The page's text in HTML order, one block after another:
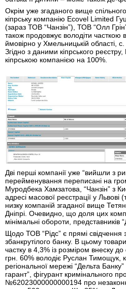
Окрім уже згаданого вище
кіпрську компанію Ecovel Limited
(зараз ТОВ “Чанзін”), ТОВ “Олл
також продовжує володіти часткою
ймовірно у Хмельницькій області,
Згідно з даними кіпрського
кіпрською компанією на 100%.
Дві перші компанії уже “вийшли з
перейменування переписані на
Муродбека Хамзатова, “Чанзін” з
адресі масової реєстрації у Львові
низку компаній згаданої вище
Дніпрі. Очевидно, що доля цих
мінімальні обороти, представників
Щодо ТОВ “Рідс” є прямі свідчення
збанкрутілого банку. В цьому
частку в 4,3% із розміром внеску
грн. 60% володіє Руслан Тимощук,
регіональної мережі “Дельта
гарант”, фігурант кримінального
№62023000000000194 про